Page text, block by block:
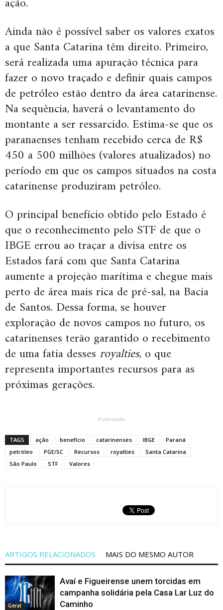
Ainda não é possível saber os valores exatos
a que Santa Catarina têm direito. Primeiro,
será realizada uma apuração técnica para
fazer o novo traçado e definir quais campos
de petróleo estão dentro da área catarinense.
Na sequência, haverá o levantamento do
montante a ser ressarcido. Estima-se que os
paranaenses tenham recebido cerca de R$
450 a 500 milhões (valores atualizados) no
período em que os campos situados na costa
catarinense produziram petróleo.
O principal benefício obtido pelo Estado é
que o reconhecimento pelo STF de que o
IBGE errou ao traçar a divisa entre os
Estados fará com que Santa Catarina
aumente a projeção marítima e chegue mais
perto de área mais rica de pré-sal, na Bacia
de Santos. Dessa forma, se houver
exploração de novos campos no futuro, os
catarinenses terão garantido o recebimento
de uma fatia desses royalties, o que
representa importantes recursos para as
próximas gerações.
Publicidade
TAGS ação benefício catarinenses IBGE
Paraná
petróleo
PGE/SC Recursos royalties
Santa Catarina
São Paulo
STF Valores
ARTIGOS RELACIONADOS MAIS DO MESMO AUTOR
Geral
Avaí e Figueirense unem torcidas em
campanha solidária pela Casa Lar Luz do
Caminho